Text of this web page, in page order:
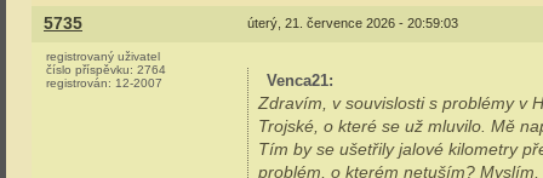
5735 úterý, 21. července 2026 - 20:59:03
registrovaný uživatel
číslo příspěvku: 2764
registrován: 12-2007 Venca21:
Zdravím, v souvislosti s problémy v
Trojské, o které se už mluvilo. Mě
Tím by se ušetřily jalové kilometry
problém, o kterém netuším?